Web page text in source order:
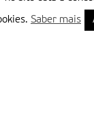
Saber mais